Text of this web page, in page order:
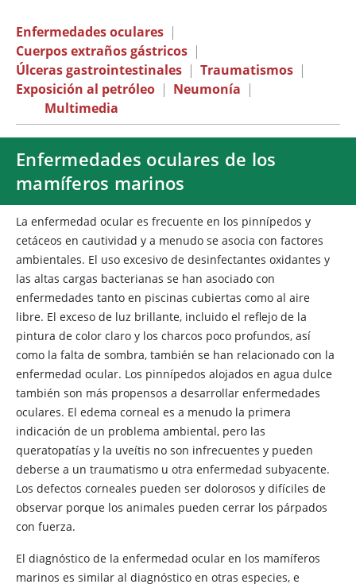
Enfermedades oculares |
Cuerpos extraños gástricos |
Úlceras gastrointestinales | Traumatismos |
Exposición al petróleo | Neumonía |
Multimedia
Enfermedades oculares de los
mamíferos marinos
La enfermedad ocular es frecuente en los pinnípedos y
cetáceos en cautividad y a menudo se asocia con factores
ambientales. El uso excesivo de desinfectantes oxidantes y
las altas cargas bacterianas se han asociado con
enfermedades tanto en piscinas cubiertas como al aire
libre. El exceso de luz brillante, incluido el reflejo de la
pintura de color claro y los charcos poco profundos, así
como la falta de sombra, también se han relacionado con la
enfermedad ocular. Los pinnípedos alojados en agua dulce
también son más propensos a desarrollar enfermedades
oculares. El edema corneal es a menudo la primera
indicación de un problema ambiental, pero las
queratopatías y la uveítis no son infrecuentes y pueden
deberse a un traumatismo u otra enfermedad subyacente.
Los defectos corneales pueden ser dolorosos y difíciles de
observar porque los animales pueden cerrar los párpados
con fuerza.
El diagnóstico de la enfermedad ocular en los mamíferos
marinos es similar al diagnóstico en otras especies, e